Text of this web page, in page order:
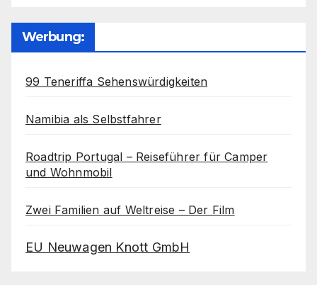
Werbung:
99 Teneriffa Sehenswürdigkeiten
Namibia als Selbstfahrer
Roadtrip Portugal – Reiseführer für Camper
und Wohnmobil
Zwei Familien auf Weltreise – Der Film
EU Neuwagen Knott GmbH